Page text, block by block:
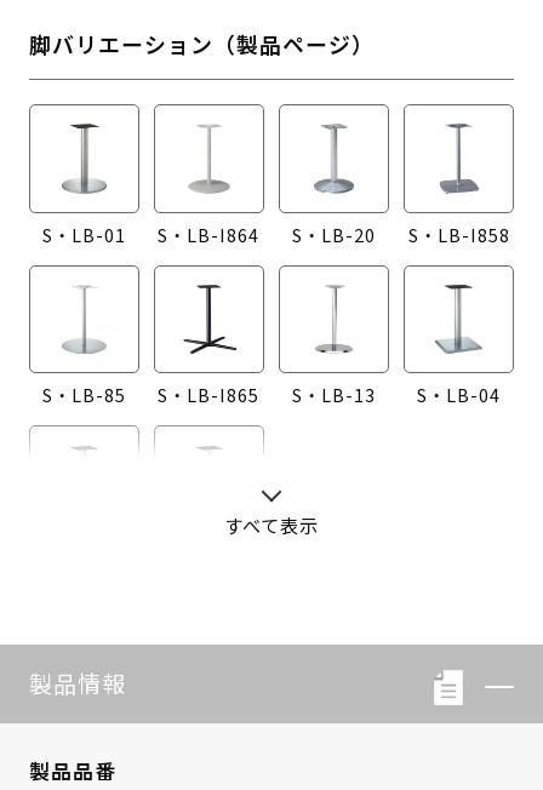
脚バリエーション（製品ページ）
S・LB-01 S・LB-I864 S・LB-20 S・LB-I858
S・LB-85 S・LB-I865 S・LB-13 S・LB-04
すべて表示
製品情報
製品品番